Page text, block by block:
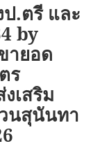
.ตรี และ
by
ายอด
ร
เสริม
นสุนันทา